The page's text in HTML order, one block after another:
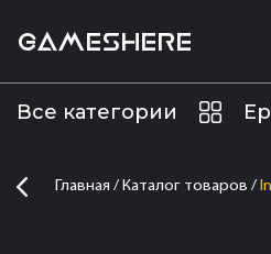
GAMESHERE
Все категории
Главная Каталог товаров